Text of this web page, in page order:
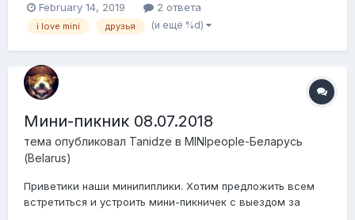
Поддержим наше минипипловское семейство?
Отпишитесь кто сможет пожалуйста. Многие миниводы не
February 14, 2019 2 ответа
i love mini друзья (и ещё %d)
Мини-пикник 08.07.2018
тема опубликовал Tanidze в MINIpeople-Беларусь
(Belarus)
Приветики наши минипиплики. Хотим предложить всем
встретиться и устроить мини-пикничек с выездом за